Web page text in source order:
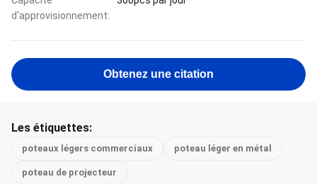
d'approvisionnement:
Obtenez une citation
Les étiquettes:
poteaux légers commerciaux poteau léger en métal
poteau de projecteur